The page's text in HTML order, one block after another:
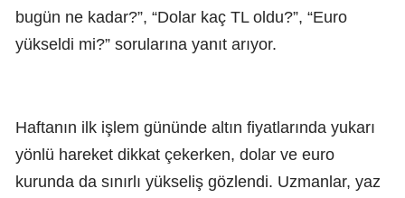
bugün ne kadar?”, “Dolar kaç TL oldu?”, “Euro
yükseldi mi?” sorularına yanıt arıyor.
Haftanın ilk işlem gününde altın fiyatlarında yukarı
yönlü hareket dikkat çekerken, dolar ve euro
kurunda da sınırlı yükseliş gözlendi. Uzmanlar, yaz